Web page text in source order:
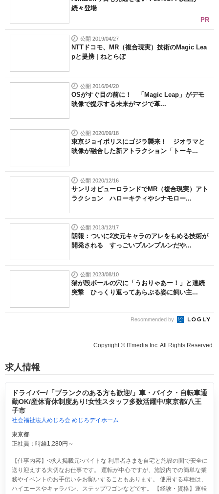
続々登場
PR
公開 2019/04/27
NTTドコモ、MR（複合現実）技術のMagic Lea
pと提携 | ねとらぼ
公開 2016/04/20
OSがすぐ目の前に！ 「Magic Leap」がデモ
映像で提示する未来がマジで革...
公開 2020/09/18
東京ジョイポリスにゴジラ襲来！ ジオラマと
映像が融合した新アトラクション「トーキ...
公開 2020/12/16
サンリオピューロランドでMR（複合現実）アト
ラクション ハローキティやシナモロー...
公開 2013/12/17
朗報：ついに2次元キャラのアレをもめる技術が
開発される すっごいプルンプルンだや...
公開 2023/08/10
猫が段ボールの穴に「うおりゃあー！」と連続
突撃 ひっくり返ってあらぶる姿に飼い主...
Recommended by
Copyright © ITmedia Inc. All Rights Reserved.
求人情報
ドライバー/「ブランクのある方も歓迎/」車・バイク・自転車通
勤OK/産休育休制度あり!女性スタッフ多数活躍中/東京都/八王
子市
社会福祉法人めじろ会 めじろデイホーム
東京都
正社員：時給1,280円～
【仕事内容】<求人掲載元>バイトな 利用者さまを自宅と施設の間で安全に
送り迎えする大切なお仕事です。 運転が中心ですが、施設内での簡単な業
務やイベントのお手伝いをお願いすることもあります。 使用する車種は、
ハイエースやキャラバン、ステップワゴンなどです。 【経験・資格】運転